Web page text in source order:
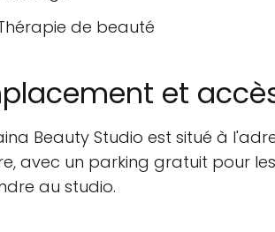
de beauté
et
Beauty Studio est situé à
avec un parking gratuit pour
au studio.